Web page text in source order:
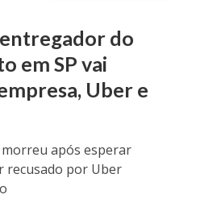
do
em SP vai
Uber e
morreu após esperar
recusado por Uber